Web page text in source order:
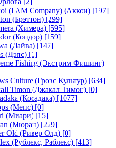
[2]
(I AM Company) (Аккои) [197]
(Брэттон) [299]
(Химера) [595]
(Кондор) [159]
(Дайва) [147]
(Дэпс) [1]
Fishing (Экстрим Фишинг)
Culture (Гровс Культур) [634]
Timon (Джакал Тимон) [0]
(Косадака) [1077]
(Мепс) [0]
(Миари) [15]
(Мюран) [229]
Old (Ривер Олд) [0]
(Рублекс, Раблекс) [413]